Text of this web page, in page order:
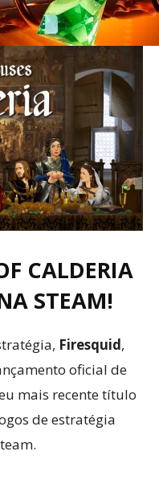
CALDERIA
STEAM!
Firesquid,
oficial de
mais recente título
de estratégia